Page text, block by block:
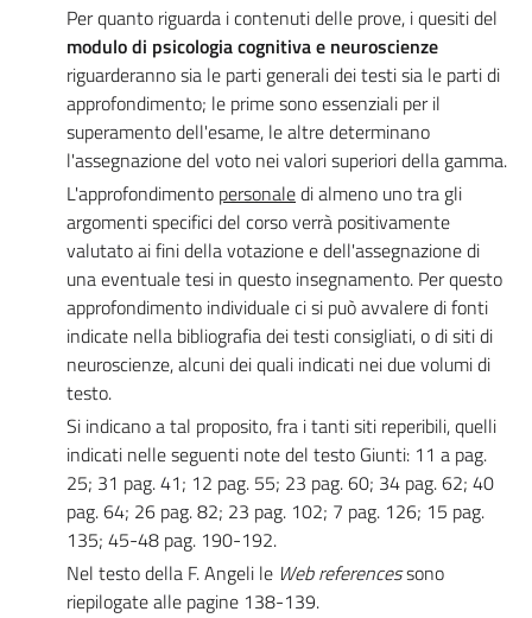
Per quanto riguarda i contenuti delle prove, i quesiti del
modulo di psicologia cognitiva e neuroscienze
riguarderanno sia le parti generali dei testi sia le parti di
approfondimento; le prime sono essenziali per il
superamento dell'esame, le altre determinano
l'assegnazione del voto nei valori superiori della gamma.
L'approfondimento personaledi almeno uno tra gli
argomenti specifici del corso verrà positivamente
valutato ai fini della votazione e dell'assegnazione di
una eventuale tesi in questo insegnamento. Per questo
approfondimento individuale ci si può avvalere di fonti
indicate nella bibliografia dei testi consigliati, o di siti di
neuroscienze, alcuni dei quali indicati nei due volumi di
testo.
Si indicano a tal proposito, fra i tanti siti reperibili, quelli
indicati nelle seguenti note del testo Giunti: 11 a pag.
25; 31 pag. 41; 12 pag. 55; 23 pag. 60; 34 pag. 62; 40
pag. 64; 26 pag. 82; 23 pag. 102; 7 pag. 126; 15 pag.
135; 45-48 pag. 190-192.
Nel testo della F. Angeli le Web referencessono
riepilogate alle pagine 138-139.